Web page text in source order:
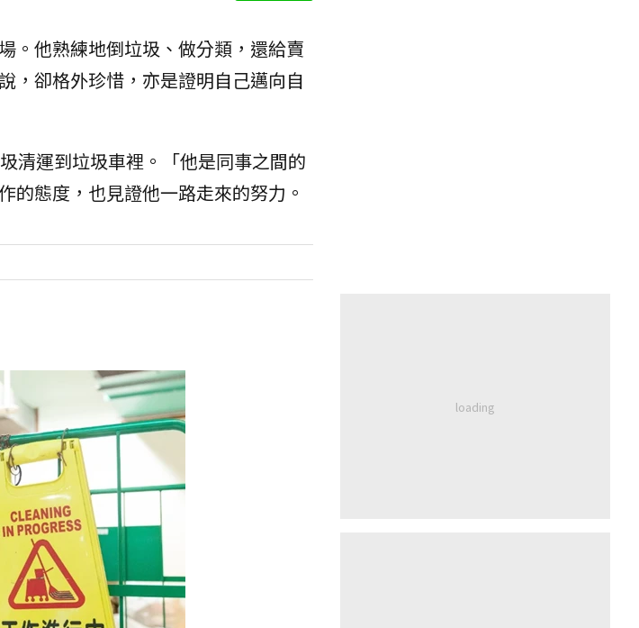
。他熟練地倒垃圾、做分類，還給賣
，卻格外珍惜，亦是證明自己邁向自
清運到垃圾車裡。「他是同事之間的
的態度，也見證他一路走來的努力。